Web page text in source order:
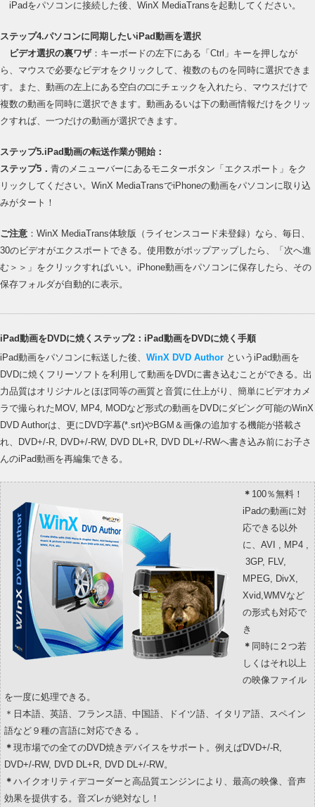
iPadをパソコンに接続した後、WinX MediaTransを起動してください。
ステップ4.パソコンに同期したいiPad動画を選択
ビデオ選択の裏ワザ：キーボードの左下にある「Ctrl」キーを押しなが
ら、マウスで必要なビデオをクリックして、複数のものを同時に選択できま
す。また、動画の左上にある空白の□にチェックを入れたら、マウスだけで
複数の動画を同時に選択できます。動画あるいは下の動画情報だけをクリッ
クすれば、一つだけの動画が選択できます。
ステップ5.iPad動画の転送作業が開始：
ステップ5． 青のメニューバーにあるモニターボタン「エクスポート」をク
リックしてください。WinX MediaTransでiPhoneの動画をパソコンに取り込
みがタート！
ご注意 ：WinX MediaTrans体験版（ライセンスコード未登録）なら、毎日、
30のビデオがエクスポートできる。使用数がポップアップしたら、「次へ進
む＞＞」をクリックすればいい。iPhone動画をパソコンに保存したら、その
保存フォルダが自動的に表示。
iPad動画をDVDに焼くステップ2：iPad動画をDVDに焼く手順
iPad動画をパソコンに転送した後、 WinX DVD Author というiPad動画を
DVDに焼くフリーソフトを利用して動画をDVDに書き込むことができる。出
力品質はオリジナルとほぼ同等の画質と音質に仕上がり、簡単にビデオカメ
ラで撮られたMOV, MP4, MODなど形式の動画をDVDにダビング可能のWinX
DVD Authorは、更にDVD字幕(*.srt)やBGM＆画像の追加する機能が搭載さ
れ、DVD+/-R, DVD+/-RW, DVD DL+R, DVD DL+/-RWへ書き込み前にお子さ
んのiPad動画を再編集できる。
＊ 100％無料！
iPadの動画に対
応できる以外
に、AVI , MP4 ,
3GP, FLV,
MPEG, DivX,
Xvid,WMVなど
の形式も対応で
き
＊ 同時に２つ若
しくはそれ以上
の映像ファイル
を一度に処理できる。
＊日本語、英語、フランス語、中国語、ドイツ語、イタリア語、スペイン
語など９種の言語に対応できる 。
＊ 現市場での全てのDVD焼きデバイスをサポート。例えばDVD+/-R,
DVD+/-RW, DVD DL+R, DVD DL+/-RW。
＊ ハイクオリティデコーダーと高品質エンジンにより、最高の映像、音声
効果を提供する。音ズレが絶対なし！